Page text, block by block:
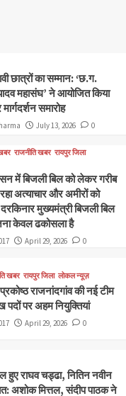
छात्रों का सम्मान: ‘छ.ग.
महासंघ’ ने आयोजित किया
समारोह
July 13, 2026 0
राजनीति खबर रायपुर जिला
में बिजली बिल को लेकर गरीब
अत्याचार और अमीरों को
दरकिनार मुख्यमंत्री बिजली बिल
केवल ढकोसला है
April 29, 2026 0
खबर रायपुर जिला लोकल न्यूज़
प्रकोष्ठ राजनांदगांव की नई टीम
पदों पर अहम नियुक्तियां
April 29, 2026 0
हुए राघव चड्ढा, नितिन नवीन
अशोक मित्तल, संदीप पाठक ने